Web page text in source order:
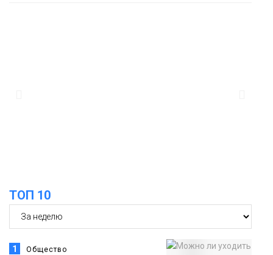
Новости
ТОП 10
1 Общество